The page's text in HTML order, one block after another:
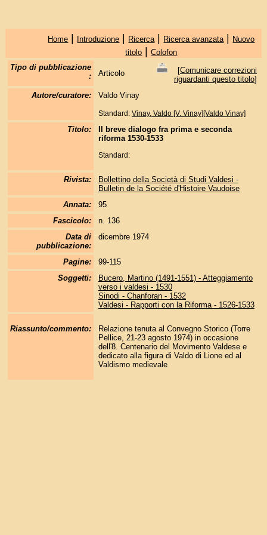
Home | Introduzione | Ricerca | Ricerca avanzata | Nuovo
titolo |Colofon
Tipo di pubblicazione
:
Articolo [Comunicare correzioni
riguardanti questo titolo]
Autore/curatore:
Valdo Vinay
Standard: Vinay, Valdo [V. Vinay][Valdo Vinay]
Titolo:
Il breve dialogo fra prima e seconda
riforma 1530-1533
Standard:
Rivista:
Bollettino della Società di Studi Valdesi -
Bulletin de la Société d'Histoire Vaudoise
Annata:
95
Fascicolo:
n. 136
Data di
pubblicazione:
dicembre 1974
Pagine:
99-115
Soggetti:
Bucero, Martino (1491-1551) - Atteggiamento
verso i valdesi - 1530
Sinodi - Chanforan - 1532
Valdesi - Rapporti con la Riforma - 1526-1533
Riassunto/commento:
Relazione tenuta al Convegno Storico (Torre
Pellice, 21-23 agosto 1974) in occasione
dell'8. Centenario del Movimento Valdese e
dedicato alla figura di Valdo di Lione ed al
Valdismo medievale